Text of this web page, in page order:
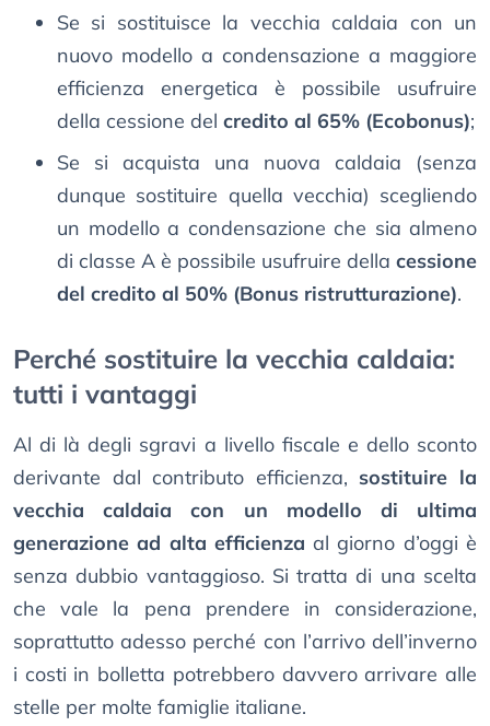
Se si sostituisce la vecchia caldaia con un
nuovo modello a condensazione a maggiore
efficienza energetica è possibile usufruire
della cessione del credito al 65% (Ecobonus);
Se si acquista una nuova caldaia (senza
dunque sostituire quella vecchia) scegliendo
un modello a condensazione che sia almeno
di classe A è possibile usufruire della cessione
del credito al 50% (Bonus ristrutturazione).
Perché sostituire la vecchia caldaia:
tutti i vantaggi
Al di là degli sgravi a livello fiscale e dello sconto
derivante dal contributo efficienza, sostituire la
vecchia caldaia con un modello di ultima
generazione ad alta efficienza al giorno d’oggi è
senza dubbio vantaggioso. Si tratta di una scelta
che vale la pena prendere in considerazione,
soprattutto adesso perché con l’arrivo dell’inverno
i costi in bolletta potrebbero davvero arrivare alle
stelle per molte famiglie italiane.